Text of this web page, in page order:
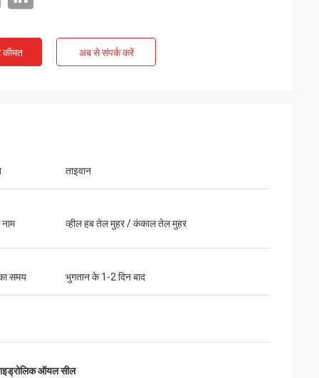
कीमत अब से संपर्क करें
ताइवान
नाम व्हील हब तेल मुहर / कंकाल तेल मुहर
समय भुगतान के 1-2 दिन बाद
ऑयल सील